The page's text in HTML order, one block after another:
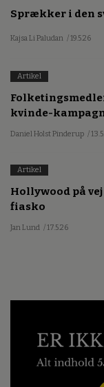
Sprækker i den
Kajsa Li Paludan / 19.5.26
Artikel
kvinde-
Daniel Holst Pinderup /
Artikel
Hollywood på
fiasko
Jan Lund / 17.5.26